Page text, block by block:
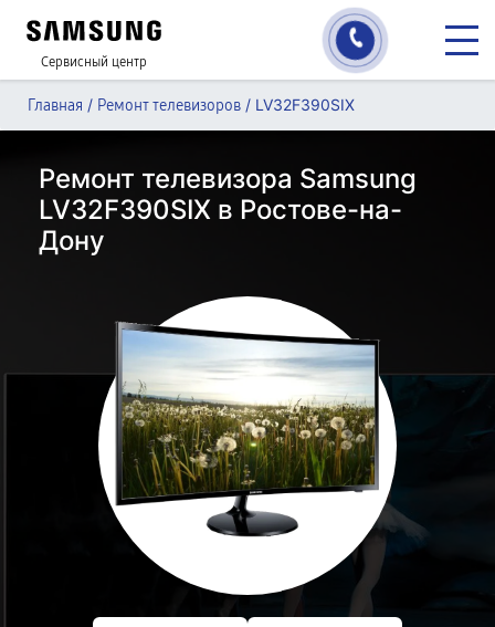
Сервисный центр
Главная / Ремонт телевизоров / LV32F390SIX
Ремонт телевизора Samsung
LV32F390SIX в Ростове-на-
Дону